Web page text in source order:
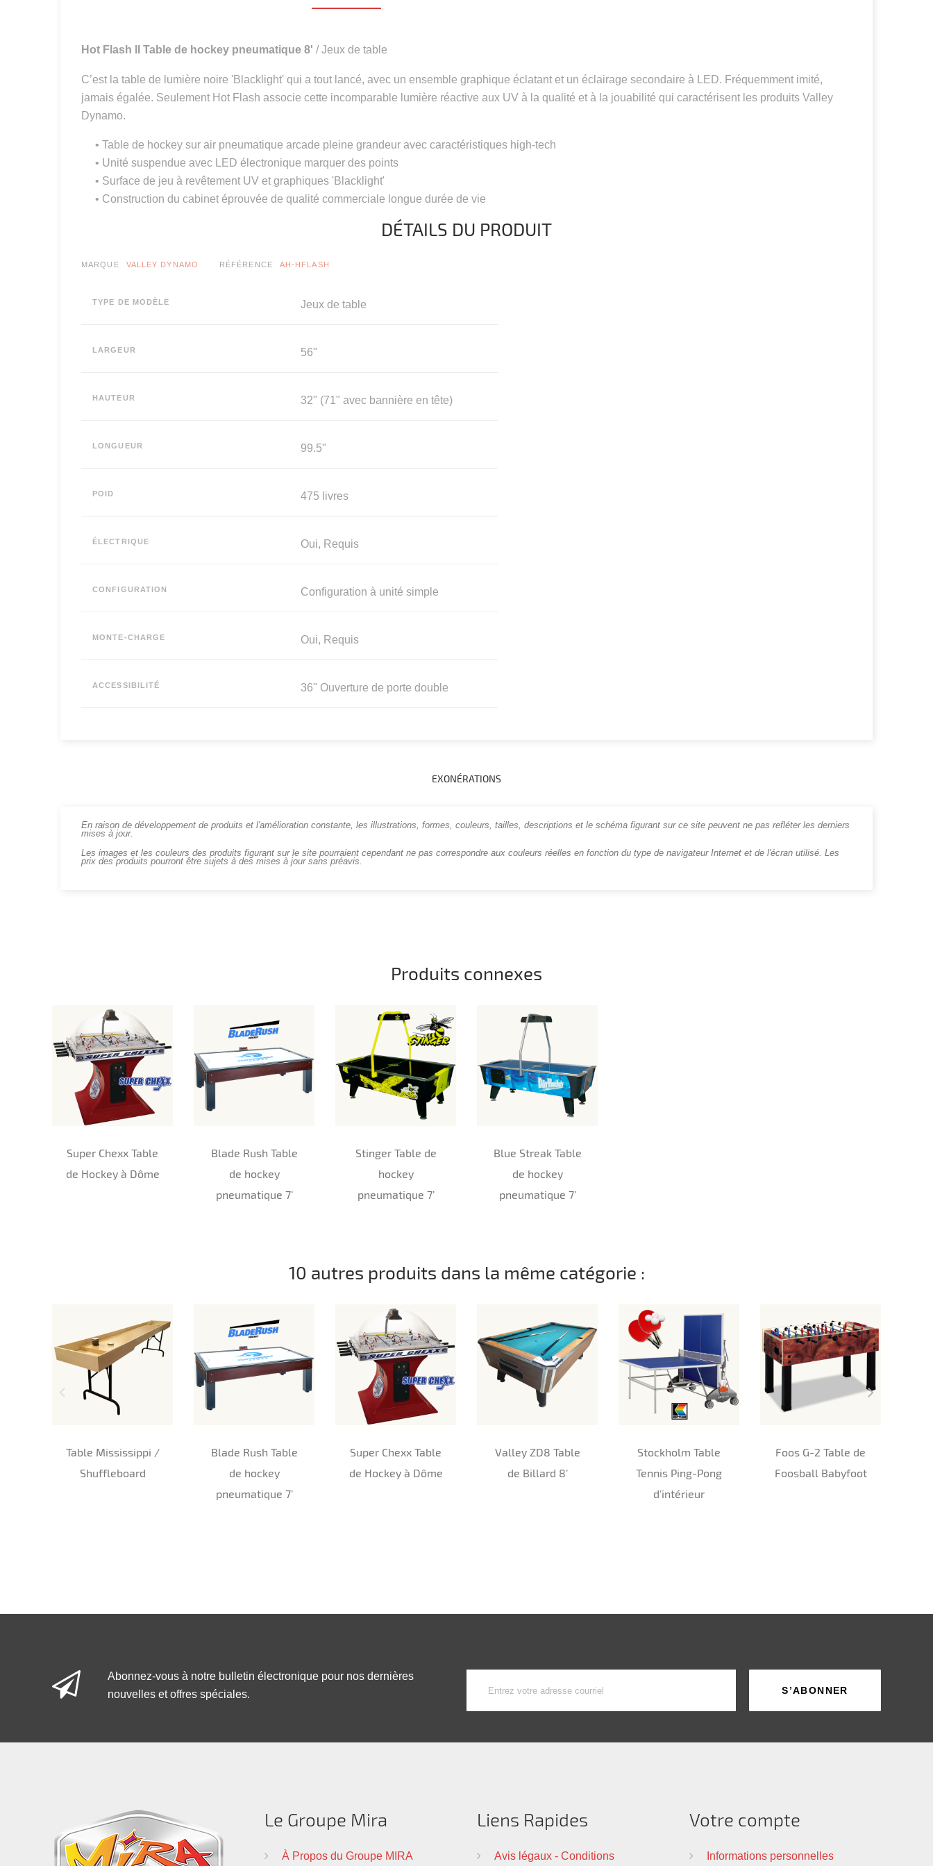
Hot Flash II Table de hockey pneumatique 8' / Jeux de table
C’est la table de lumière noire 'Blacklight' qui a tout lancé, avec un ensemble graphique éclatant et un éclairage secondaire à LED. Fréquemment imité,
jamais égalée. Seulement Hot Flash associe cette incomparable lumière réactive aux UV à la qualité et à la jouabilité qui caractérisent les produits Valley
Dynamo.
• Table de hockey sur air pneumatique arcade pleine grandeur avec caractéristiques high-tech
• Unité suspendue avec LED électronique marquer des points
• Surface de jeu à revêtement UV et graphiques 'Blacklight'
• Construction du cabinet éprouvée de qualité commerciale longue durée de vie
DÉTAILS DU PRODUIT
MARQUE VALLEY DYNAMO RÉFÉRENCE AH-HFLASH
TYPE DE MODÈLE Jeux de table
LARGEUR 56"
HAUTEUR 32" (71" avec bannière en tête)
LONGUEUR 99.5"
POID 475 livres
ÉLECTRIQUE Oui, Requis
CONFIGURATION Configuration à unité simple
MONTE-CHARGE Oui, Requis
ACCESSIBILITÉ 36" Ouverture de porte double
EXONÉRATIONS
En raison de développement de produits et l'amélioration constante, les illustrations, formes, couleurs, tailles, descriptions et le schéma figurant sur ce site peuvent ne pas refléter les derniers
mises à jour.
Les images et les couleurs des produits figurant sur le site pourraient cependant ne pas correspondre aux couleurs réelles en fonction du type de navigateur Internet et de l'écran utilisé. Les
prix des produits pourront être sujets à des mises à jour sans préavis.
Produits connexes
Super Chexx Table
de Hockey à Dôme
Blade Rush Table
de hockey
pneumatique 7’
Stinger Table de
hockey
pneumatique 7’
Blue Streak Table
de hockey
pneumatique 7’
10 autres produits dans la même catégorie :
Table Mississippi /
Shuffleboard
Blade Rush Table
de hockey
pneumatique 7’
Super Chexx Table
de Hockey à Dôme
Valley ZD8 Table
de Billard 8’
Stockholm Table
Tennis Ping-Pong
d'intérieur
Foos G-2 Table de
Foosball Babyfoot
Abonnez-vous à notre bulletin électronique pour nos dernières
nouvelles et offres spéciales.
Le Groupe Mira
À Propos du Groupe MIRA
Liens Rapides
Avis légaux - Conditions
Votre compte
Informations personnelles